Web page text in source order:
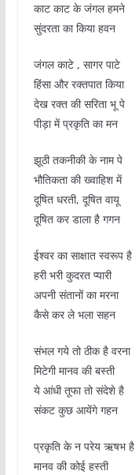
काट काट के जंगल हमने
सुंदरता का किया हवन
जंगल काटे , सागर पाटे
हिंसा और रक्तपात किया
देख रक्त की सरिता भू पे
पीड़ा में प्रकृति का मन
झूठी तकनीकी के नाम पे
भौतिकता की ख्वाहिश में
दूषित धरती, दूषित वायू
दूषित कर डाला है गगन
ईश्वर का साक्षात स्वरूप है
हरी भरी कुदरत प्यारी
अपनी संतानों का मरना
कैसे कर ले भला सहन
संभल गये तो ठीक है वरना
मिटेगी मानव की बस्ती
ये आंधी तूफा तो संदेशे है
संकट कुछ आयेंगे गहन
प्रकृति के न परेय ऋषभ है
मानव की कोई हस्ती